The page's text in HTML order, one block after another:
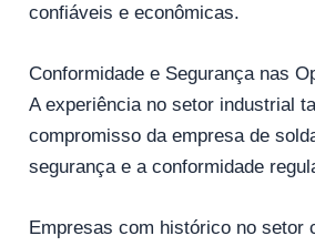
confiáveis ​​e econômicas.
Conformidade e Segurança nas
A experiência no setor industrial
compromisso da empresa de
segurança e a conformidade
Empresas com histórico no setor